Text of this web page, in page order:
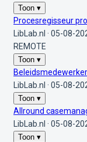
Toon ▾
Procesregisseur
LibLab.nl · 05-08-
REMOTE
Toon ▾
LibLab.nl · 05-08-
Toon ▾
Allround
LibLab.nl · 05-08-
Toon ▾